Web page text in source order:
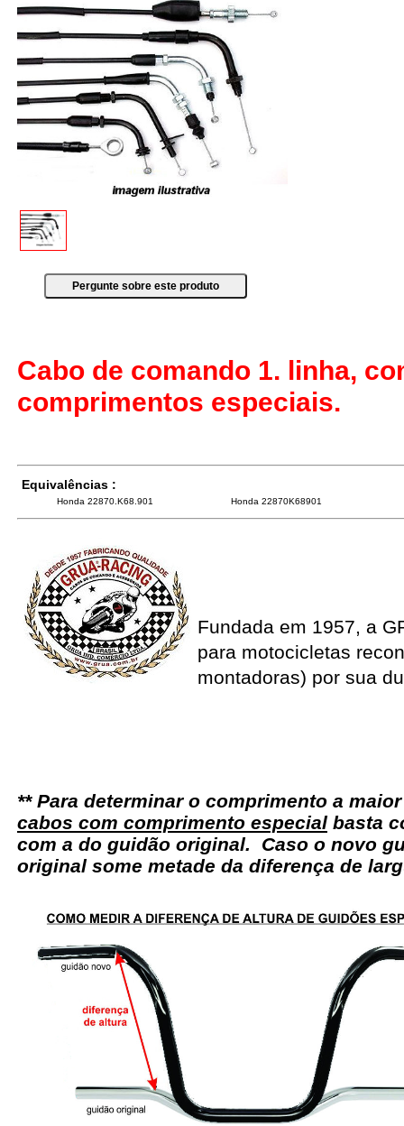
Cabo de comando 1. linha,
comprimentos especiais.
Equivalências :
Honda 22870.K68.901 Honda 22870K68901
Fundada em 1957, a
para motocicletas
montadoras) por sua
** Para determinar o comprimento a
cabos com comprimento especial basta
com a do guidão original. Caso o novo
original some metade da diferença de